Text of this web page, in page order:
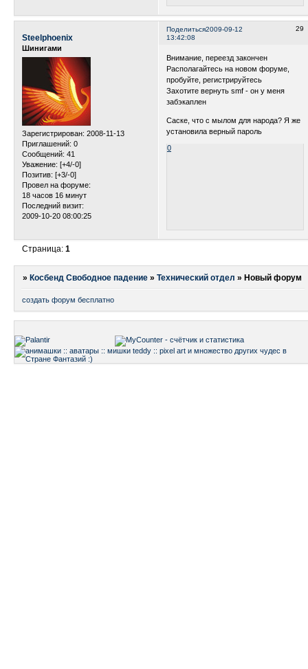
Поделиться 29
2009-09-12
13:42:08
Steelphoenix
Шинигами
Зарегистрирован: 2008-11-13
Приглашений: 0
Сообщений: 41
Уважение: [+4/-0]
Позитив: [+3/-0]
Провел на форуме:
18 часов 16 минут
Последний визит:
2009-10-20 08:00:25
Внимание, переезд закончен
Располагайтесь на новом форуме,
пробуйте, регистрируйтесь
Захотите вернуть smf - он у меня
забэкаплен
Саске, что с мылом для народа? Я же
установила верный пароль
0
Страница:1
» Косбенд Свободное падение »Технический отдел » Новый форум
создать форум бесплатно